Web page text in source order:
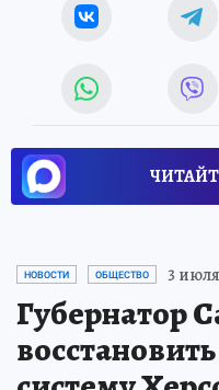
НОВОСТИ ОБЩЕСТВО 3 июля
Губернатор